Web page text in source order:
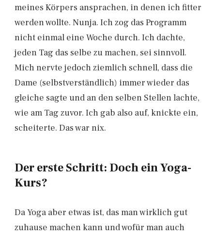
meines Körpers ansprachen, in denen ich fitter
werden wollte. Nunja. Ich zog das Programm
nicht einmal eine Woche durch. Ich dachte,
jeden Tag das selbe zu machen, sei sinnvoll.
Mich nervte jedoch ziemlich schnell, dass die
Dame (selbstverständlich) immer wieder das
gleiche sagte und an den selben Stellen lachte,
wie am Tag zuvor. Ich gab also auf, knickte ein,
scheiterte. Das war nix.
Der erste Schritt: Doch ein Yoga-
Kurs?
Da Yoga aber etwas ist, das man wirklich gut
zuhause machen kann und wofür man auch